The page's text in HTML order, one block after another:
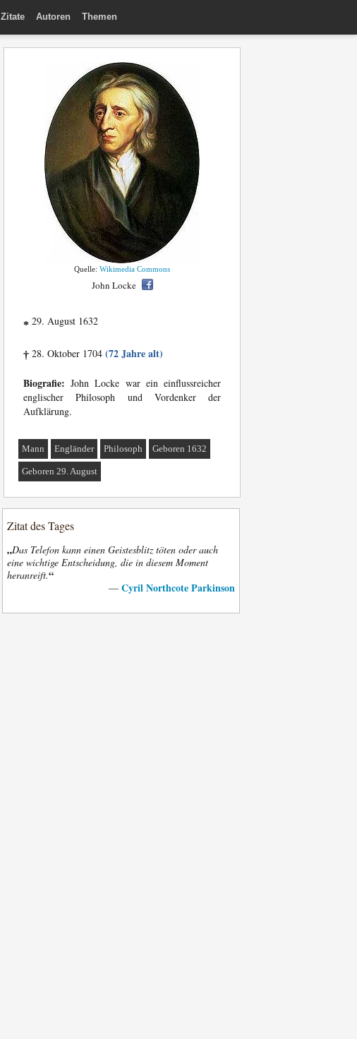
Zitate Autoren Themen
Quelle: Wikimedia Commons
John Locke
* 29. August 1632
† 28. Oktober 1704 (72 Jahre alt)
Biografie: John Locke war ein einflussreicher
englischer Philosoph und Vordenker der
Aufklärung.
Mann Engländer Philosoph Geboren 1632
Geboren 29. August
Zitat des Tages
„Das Telefon kann einen Geistesblitz töten oder auch
eine wichtige Entscheidung, die in diesem Moment
heranreift.“
— Cyril Northcote Parkinson